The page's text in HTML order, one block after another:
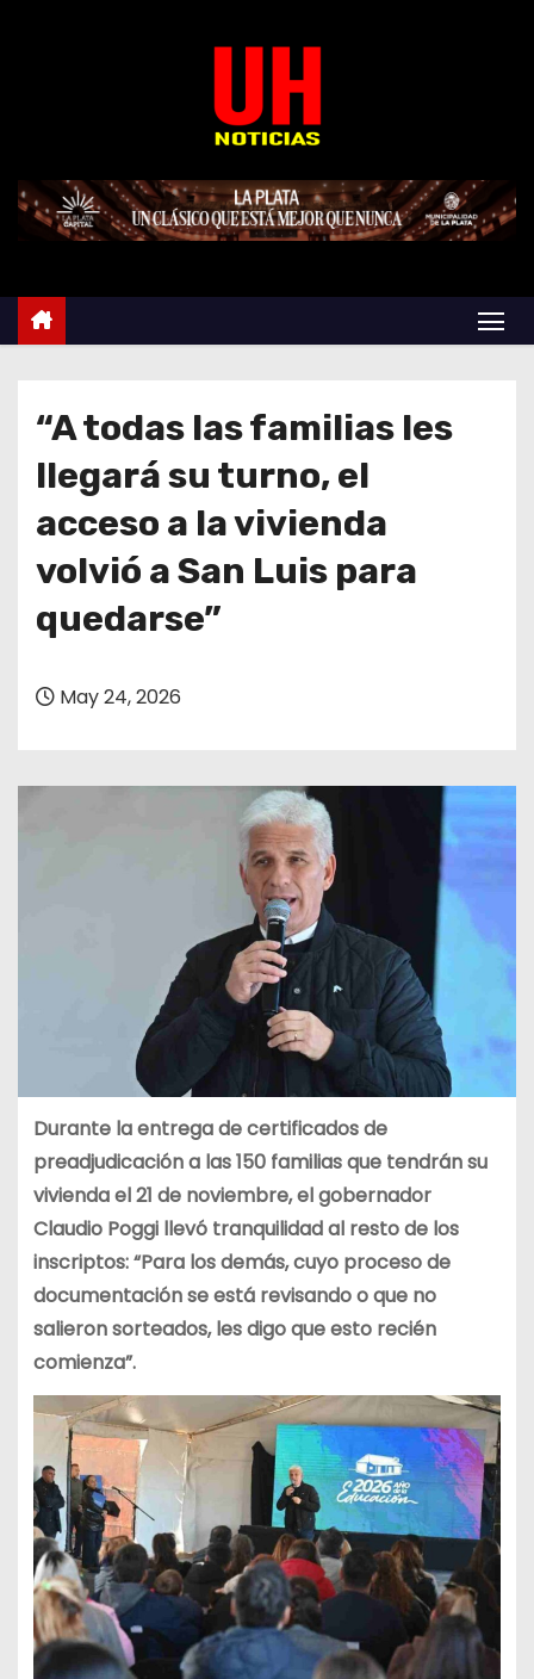
e
“A todas las familias les
llegará su turno, el
acceso a la vivienda
volvió a San Luis para
quedarse”
May 24, 2026
Durante la entrega de certificados de
preadjudicación a las 150 familias que tendrán su
vivienda el 21 de noviembre, el gobernador
Claudio Poggi llevó tranquilidad al resto de los
inscriptos: “Para los demás, cuyo proceso de
documentación se está revisando o que no
salieron sorteados, les digo que esto recién
comienza”.